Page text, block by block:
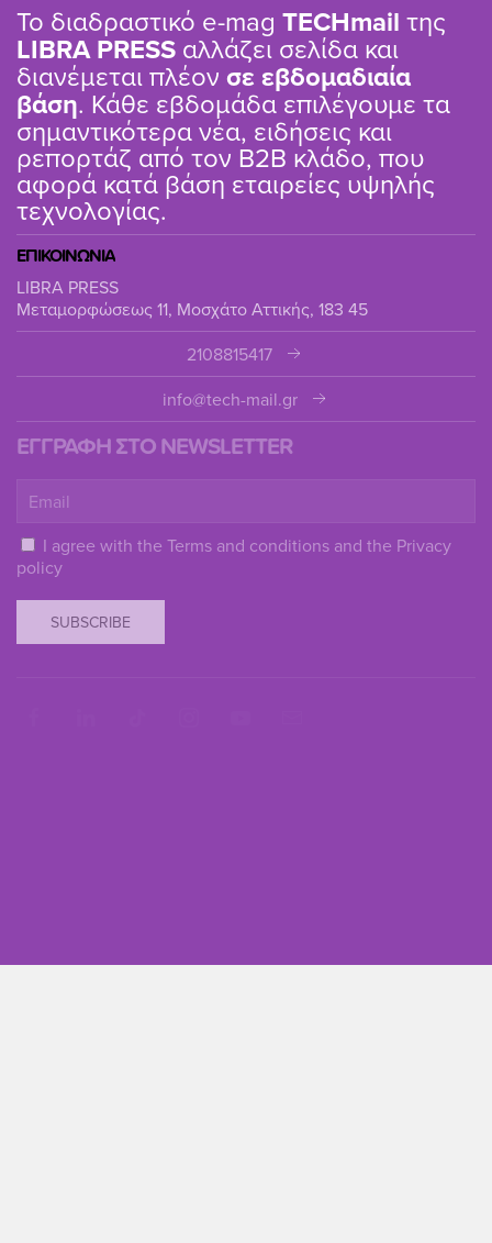
Το διαδραστικό e-mag TΕCHmail της
LIBRA PRESS αλλάζει σελίδα και
διανέμεται πλέον σε εβδομαδιαία
βάση. Κάθε εβδομάδα επιλέγουμε τα
σημαντικότερα νέα, ειδήσεις και
ρεπορτάζ από τον B2B κλάδο, που
αφορά κατά βάση εταιρείες υψηλής
τεχνολογίας.
ΕΠΙΚΟΙΝΩΝΙΑ
LIBRA PRESS
Μεταμορφώσεως 11, Μοσχάτο Αττικής, 183 45
2108815417
info@tech-mail.gr
ΕΓΓΡΑΦΗ ΣΤΟ NEWSLETTER
I agree with the Terms and conditions and the Privacy
policy
SUBSCRIBE